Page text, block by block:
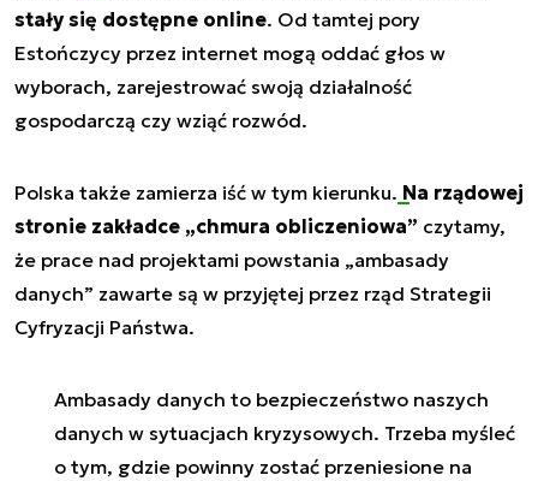
stały się dostępne online. Od tamtej pory
Estończycy przez internet mogą oddać głos w
wyborach, zarejestrować swoją działalność
gospodarczą czy wziąć rozwód.
Polska także zamierza iść w tym kierunku. Na rządowej
stronie zakładce „chmura obliczeniowa” czytamy,
że prace nad projektami powstania „ambasady
danych” zawarte są w przyjętej przez rząd Strategii
Cyfryzacji Państwa.
Ambasady danych to bezpieczeństwo naszych
danych w sytuacjach kryzysowych. Trzeba myśleć
o tym, gdzie powinny zostać przeniesione na